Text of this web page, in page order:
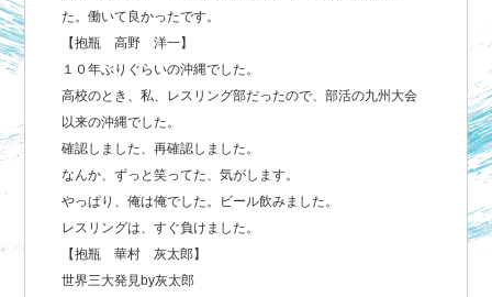
た。働いて良かったです。
【抱瓶 高野 洋一】
１０年ぶりぐらいの沖縄でした。
高校のとき、私、レスリング部だったので、部活の九州大会
以来の沖縄でした。
確認しました、再確認しました。
なんか、ずっと笑ってた、気がします。
やっぱり、俺は俺でした。ビール飲みました。
レスリングは、すぐ負けました。
【抱瓶 華村 灰太郎】
世界三大発見by灰太郎